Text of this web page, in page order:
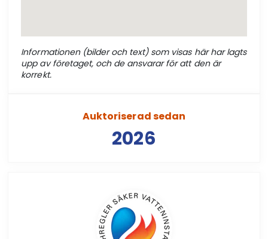
Informationen (bilder och text) som visas här har lagts
upp av företaget, och de ansvarar för att den är
korrekt.
Auktoriserad sedan
2026